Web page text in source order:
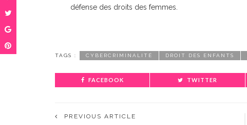
défense des droits des femmes.
TAGS : CYBERCRIMINALITÉ DROIT DES ENFANTS
FACEBOOK TWITTER
PREVIOUS ARTICLE